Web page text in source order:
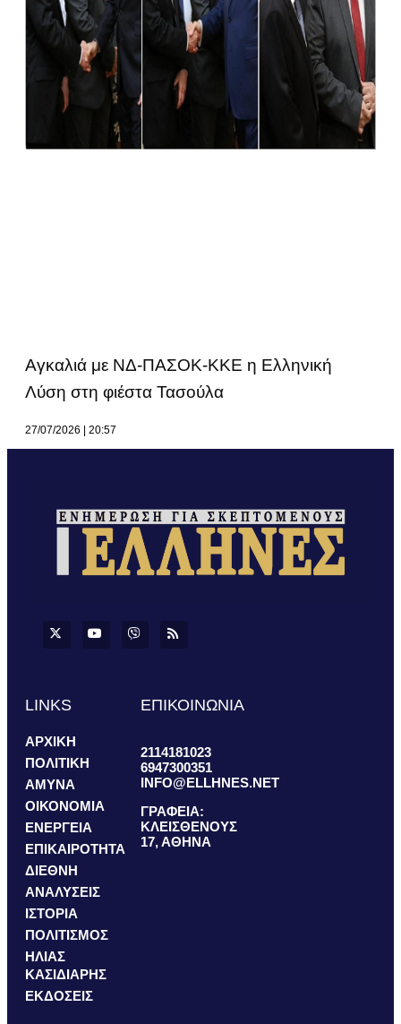
Αγκαλιά με ΝΔ-ΠΑΣΟΚ-ΚΚΕ η Ελληνική
Λύση στη φιέστα Τασούλα
27/07/2026 20:57
LINKS
ΑΡΧΙΚΗ
ΠΟΛΙΤΙΚΗ
ΑΜΥΝΑ
ΟΙΚΟΝΟΜΙΑ
ΕΝΕΡΓΕΙΑ
ΕΠΙΚΑΙΡΟΤΗΤΑ
ΔΙΕΘΝΗ
ΑΝΑΛΥΣΕΙΣ
ΙΣΤΟΡΙΑ
ΠΟΛΙΤΙΣΜΟΣ
ΗΛΙΑΣ
ΚΑΣΙΔΙΑΡΗΣ
ΕΚΔΟΣΕΙΣ
ΕΠΙΚΟΙΝΩΝΙΑ
2114181023
6947300351
INFO@ELLHNES.NET
ΓΡΑΦΕΙΑ:
ΚΛΕΙΣΘΕΝΟΥΣ
17, ΑΘΗΝΑ